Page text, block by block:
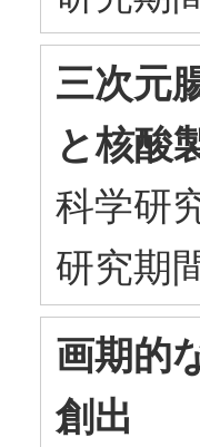
三次元
と核酸
科学研
研究期
画期的
創出